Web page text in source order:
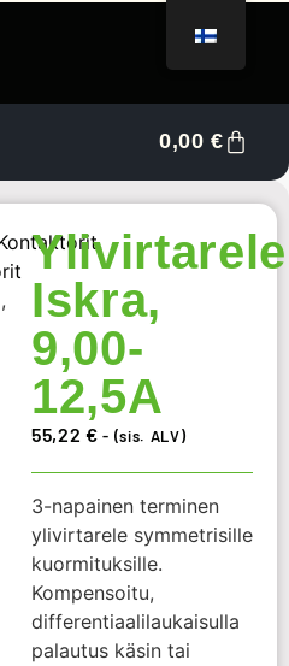
0,00€
Iskra,
9,00-
12,5A
55,22 € - (sis. ALV)
3-napainen terminen
ylivirtarele symmetrisille
kuormituksille.
Kompensoitu,
differentiaalilaukaisulla
palautus käsin tai